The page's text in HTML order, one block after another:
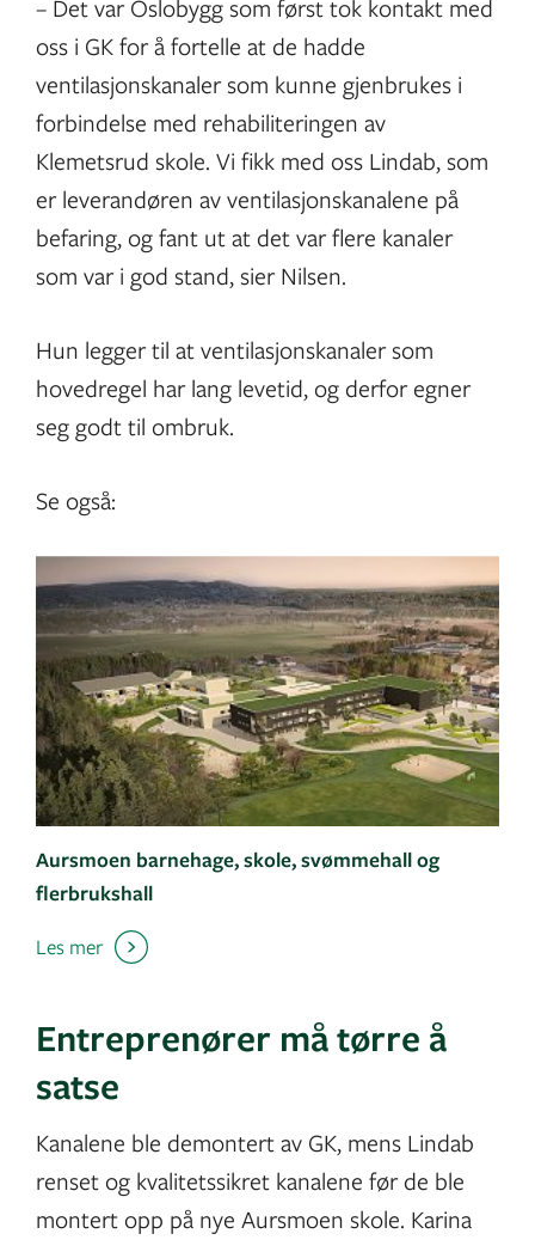
– Det var Oslobygg som først tok kontakt med
oss i GK for å fortelle at de hadde
ventilasjonskanaler som kunne gjenbrukes i
forbindelse med rehabiliteringen av
Klemetsrud skole. Vi fikk med oss Lindab, som
er leverandøren av ventilasjonskanalene på
befaring, og fant ut at det var flere kanaler
som var i god stand, sier Nilsen.
Hun legger til at ventilasjonskanaler som
hovedregel har lang levetid, og derfor egner
seg godt til ombruk.
Se også:
Aursmoen barnehage, skole, svømmehall og
flerbrukshall
Les mer
Entreprenører må tørre å
satse
Kanalene ble demontert av GK, mens Lindab
renset og kvalitetssikret kanalene før de ble
montert opp på nye Aursmoen skole. Karina